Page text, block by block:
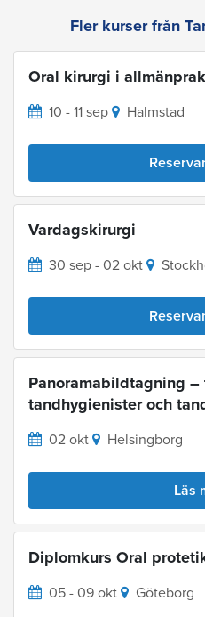
Fler kurser från
Oral kirurgi i
10 - 11 sep Halmstad
Vardagskirurgi
30 sep - 02 okt
Panoramabildtagning
tandhygienister och
02 okt Helsingborg
Läs
Diplomkurs Oral
05 - 09 okt Göteborg